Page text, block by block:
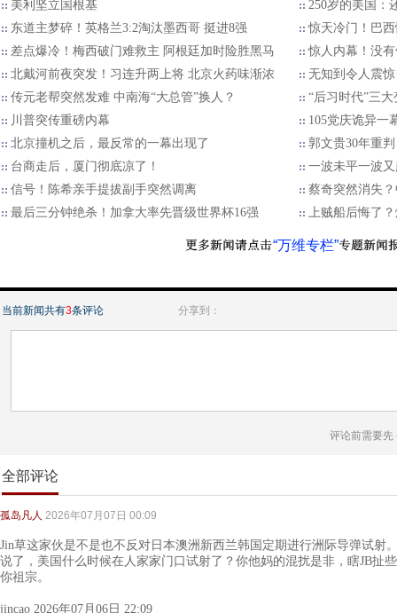
美利坚立国根基
250岁的美国：
东道主梦碎！英格兰3:2淘汰墨西哥 挺进8强
惊天冷门！巴
差点爆冷！梅西破门难救主 阿根廷加时险胜黑马
惊人内幕！没
北戴河前夜突发！习连升两上将 北京火药味渐浓
无知到令人震
传元老帮突然发难 中南海“大总管”换人？
“后习时代”三
川普突传重磅内幕
105党庆诡异一
北京撞机之后，最反常的一幕出现了
郭文贵30年重
台商走后，厦门彻底凉了！
一波未平一波
信号！陈希亲手提拔副手突然调离
蔡奇突然消失
最后三分钟绝杀！加拿大率先晋级世界杯16强
上贼船后悔了
“万维专栏”
当前新闻共有3条评论 分享到：
评论前需要先
全部评论
孤岛凡人 2026年07月07日 00:09
Jin草这家伙是不是也不反对日本澳洲新西兰韩国定期进行洲际导弹试射
说了，美国什么时候在人家家门口试射了？你他妈的混扰是非，瞎JB扯
你祖宗。
jincao 2026年07月06日 22:09